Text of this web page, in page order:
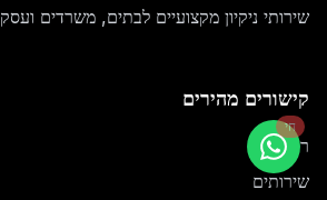
שירותי ניקיון מקצועיים לבתים, משרדים
קישורים מהירים
ראשי
שירותים
חי